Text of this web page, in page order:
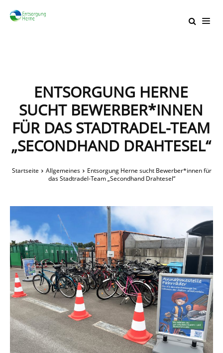
ENTSORGUNG HERNE
SUCHT BEWERBER*INNEN
FÜR DAS STADTRADEL-TEAM
„SECONDHAND DRAHTESEL“
Startseite Allgemeines
Entsorgung Herne sucht Bewerber*innen für
das Stadtradel-Team „Secondhand Drahtesel“